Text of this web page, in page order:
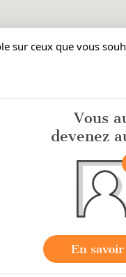
Vous
devenez
En